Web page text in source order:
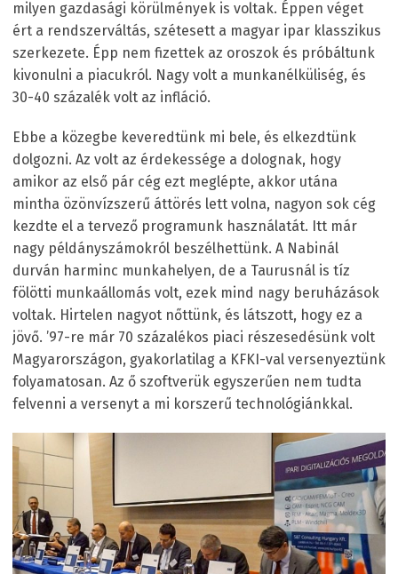
milyen gazdasági körülmények is voltak. Éppen véget
ért a rendszerváltás, szétesett a magyar ipar klasszikus
szerkezete. Épp nem fizettek az oroszok és próbáltunk
kivonulni a piacukról. Nagy volt a munkanélküliség, és
30-40 százalék volt az infláció.
Ebbe a közegbe keveredtünk mi bele, és elkezdtünk
dolgozni. Az volt az érdekessége a dolognak, hogy
amikor az első pár cég ezt meglépte, akkor utána
mintha özönvízszerű áttörés lett volna, nagyon sok cég
kezdte el a tervező programunk használatát. Itt már
nagy példányszámokról beszélhettünk. A Nabinál
durván harminc munkahelyen, de a Taurusnál is tíz
fölötti munkaállomás volt, ezek mind nagy beruházások
voltak. Hirtelen nagyot nőttünk, és látszott, hogy ez a
jövő. ’97-re már 70 százalékos piaci részesedésünk volt
Magyarországon, gyakorlatilag a KFKI-val versenyeztünk
folyamatosan. Az ő szoftverük egyszerűen nem tudta
felvenni a versenyt a mi korszerű technológiánkkal.